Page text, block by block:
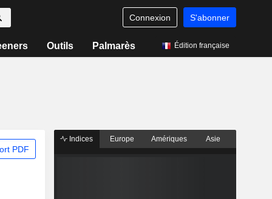
Connexion S'abonner
Outils Palmarès Édition française
PDF
Indices Europe Amériques Asie